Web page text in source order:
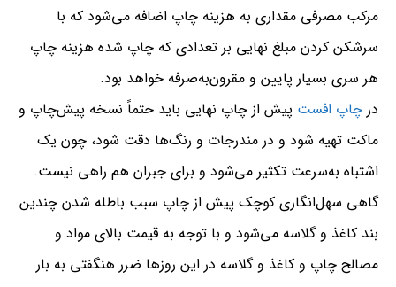
مرکب مصرفی مقداری به هزینه چاپ اضافه می‌شود که با
سرشکن‌ کردن مبلغ نهایی بر تعدادی که چاپ شده هزینه چاپ
هر سری بسیار پایین و مقرون‌به‌صرفه خواهد بود.
در چاپ افستپیش از چاپ نهایی باید حتماً نسخه پیش‌چاپ و
ماکت تهیه شود و در مندرجات و رنگ‌ها دقت شود، چون یک
اشتباه به‌سرعت تکثیر می‌شود و برای جبران هم راهی نیست.
گاهی سهل‌انگاری کوچک پیش از چاپ سبب باطله شدن چندین
بند کاغذ و گلاسه می‌شود و با توجه به قیمت بالای مواد و
مصالح چاپ و کاغذ و گلاسه در این روزها ضرر هنگفتی به بار